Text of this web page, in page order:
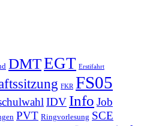
DMTEGT Erstifahrt
FKR FS05
IDV Info Job
PVT Ringvorlesung SCE